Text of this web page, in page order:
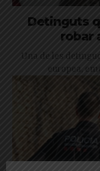
Detinguts
robar
Una de les
europea,